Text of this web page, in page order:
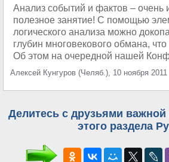
Анализ событий и фактов – очень
полезное занятие! С помощью
логического анализа можно
глубин многовекового обмана, что
Об этом на очередной нашей
Алексей Кунгуров (Челяб.), 10 ноября 2011
Делитесь с друзьями
этого раздела